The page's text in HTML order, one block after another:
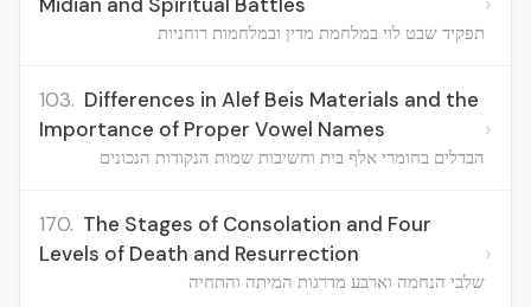
תפקיד שבט לוי במלחמת מדין ובמלחמות רוחניות
103. Differences in Alef Beis Materials and the
Importance of Proper Vowel Names
הבדלים בחומרי אלף בית וחשיבות שמות הנקודות הנכונים
›
170. The Stages of Consolation and Four
Levels of Death and Resurrection
שלבי הנחמה וארבע מדרגות המיתה והתחיה
›